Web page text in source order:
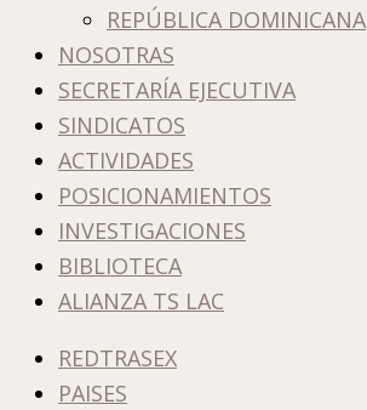
REPÚBLICA DOMINICANA
NOSOTRAS
SECRETARÍA EJECUTIVA
SINDICATOS
ACTIVIDADES
POSICIONAMIENTOS
INVESTIGACIONES
BIBLIOTECA
ALIANZA TS LAC
REDTRASEX
PAISES